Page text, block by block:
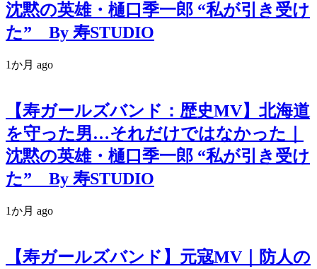
沈黙の英雄・樋口季一郎 “私が引き受け
た” By 寿STUDIO
1か月 ago
【寿ガールズバンド：歴史MV】北海道
を守った男…それだけではなかった｜
沈黙の英雄・樋口季一郎 “私が引き受け
た” By 寿STUDIO
1か月 ago
【寿ガールズバンド】元寇MV｜防人の